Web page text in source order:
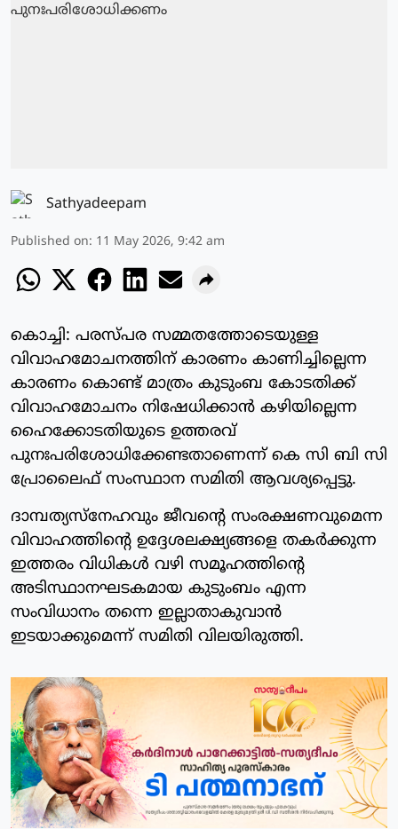
Sathyadeepam
Published on: 11 May 2026, 9:42 am
കൊച്ചി: പരസ്പര സമ്മതത്തോടെയുള്ള
വിവാഹമോചനത്തിന് കാരണം കാണിച്ചില്ലെന്ന
കാരണം കൊണ്ട് മാത്രം കുടുംബ കോടതിക്ക്
വിവാഹമോചനം നിഷേധിക്കാന്‍ കഴിയില്ലെന്ന
ഹൈക്കോടതിയുടെ ഉത്തരവ്
പുനഃപരിശോധിക്കേണ്ടതാണെന്ന് കെ സി ബി സി
പ്രോലൈഫ് സംസ്ഥാന സമിതി ആവശ്യപ്പെട്ടു.
ദാമ്പത്യസ്‌നേഹവും ജീവന്റെ സംരക്ഷണവുമെന്ന
വിവാഹത്തിന്റെ ഉദ്ദേശലക്ഷ്യങ്ങളെ തകര്‍ക്കുന്ന
ഇത്തരം വിധികള്‍ വഴി സമൂഹത്തിന്റെ
അടിസ്ഥാനഘടകമായ കുടുംബം എന്ന
സംവിധാനം തന്നെ ഇല്ലാതാകുവാന്‍
ഇടയാക്കുമെന്ന് സമിതി വിലയിരുത്തി.